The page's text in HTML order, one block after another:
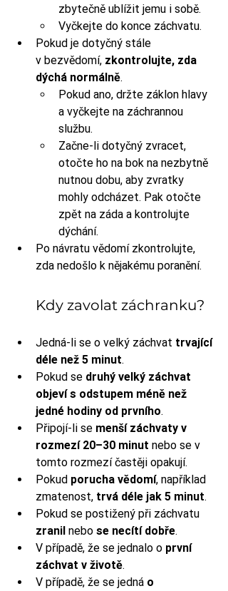
zbytečně ublížit jemu i sobě.
Vyčkejte do konce záchvatu.
Pokud je dotyčný stále
v bezvědomí, zkontrolujte, zda
dýchá normálně.
Pokud ano, držte záklon hlavy
a vyčkejte na záchrannou
službu.
Začne-li dotyčný zvracet,
otočte ho na bok na nezbytně
nutnou dobu, aby zvratky
mohly odcházet. Pak otočte
zpět na záda a kontrolujte
dýchání.
Po návratu vědomí zkontrolujte,
zda nedošlo k nějakému poranění.
Kdy zavolat záchranku?
Jedná-li se o velký záchvat trvající
déle než 5 minut.
Pokud se druhý velký záchvat
objeví s odstupem méně než
jedné hodiny od prvního.
Připojí-li se menší záchvaty v
rozmezí 20–30 minut nebo se v
tomto rozmezí častěji opakují.
Pokud porucha vědomí, například
zmatenost, trvá déle jak 5 minut.
Pokud se postižený při záchvatu
zranil nebo se necítí dobře.
V případě, že se jednalo o první
záchvat v životě.
V případě, že se jedná o